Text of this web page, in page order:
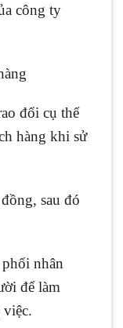
công ty
đổi cụ thể
hàng khi sử
sau đó
nhân
để làm